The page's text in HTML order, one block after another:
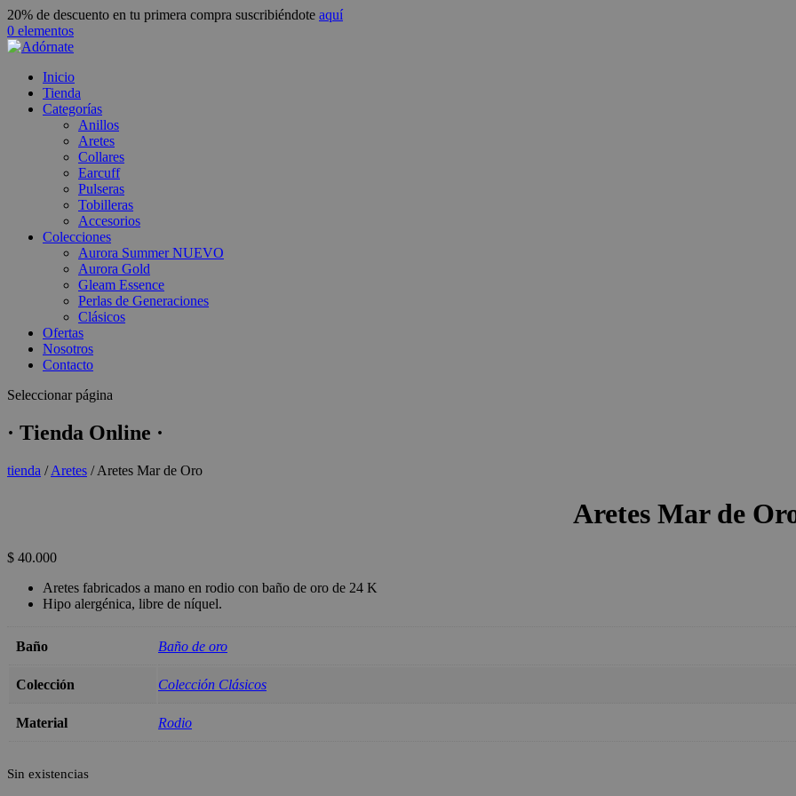
20% de descuento en tu primera compra suscribiéndote aquí
0 elementos
Inicio
Tienda
Categorías
Anillos
Aretes
Collares
Earcuff
Pulseras
Tobilleras
Accesorios
Colecciones
Aurora SummerNUEVO
Aurora Gold
Gleam Essence
Perlas de Generaciones
Clásicos
Ofertas
Nosotros
Contacto
Seleccionar página
· Tienda Online ·
tienda /Aretes / Aretes Mar de Oro
Aretes Mar de
$ 40.000
Aretes fabricados a mano en rodio con baño de oro de 24 K
Hipo alergénica, libre de níquel.
Baño Baño de oro
Colección Colección Clásicos
Material Rodio
Sin existencias